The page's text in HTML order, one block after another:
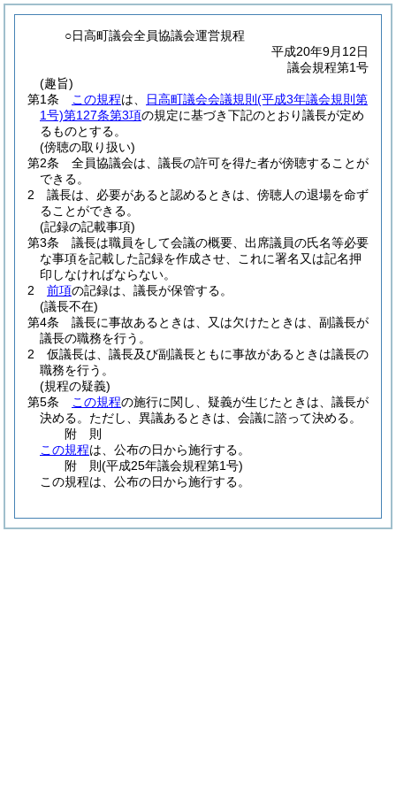
○日高町議会全員協議会運営規程
平成20年9月12日
議会規程第1号
(趣旨)
第1条
この規程は、 日高町議会会議規則 (平成3年議会規則第
1号)第127条第3項の規定に基づき下記のとおり議長が定め
るものとする。
(傍聴の取り扱い)
第2条
全員協議会は、議長の許可を得た者が傍聴することが
できる。
2
議長は、必要があると認めるときは、傍聴人の退場を命ず
ることができる。
(記録の記載事項)
第3条
議長は職員をして会議の概要、出席議員の氏名等必要
な事項を記載した記録を作成させ、これに署名又は記名押
印しなければならない。
2
前項の記録は、議長が保管する。
(議長不在)
第4条
議長に事故あるときは、又は欠けたときは、副議長が
議長の職務を行う。
2
仮議長は、議長及び副議長ともに事故があるときは議長の
職務を行う。
(規程の疑義)
第5条
この規程の施行に関し、疑義が生じたときは、議長が
決める。 ただし、異議あるときは、会議に諮って決める。
附 則
この規程は、公布の日から施行する。
附 則(平成25年議会規程第1号)
この規程は、公布の日から施行する。